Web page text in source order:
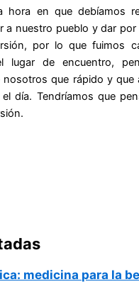
hora en que debíamos
a nuestro pueblo y dar por
por lo que fuimos
lugar de encuentro,
que rápido y que
día. Tendríamos que
medicina para la